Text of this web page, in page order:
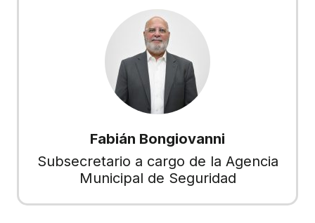
Fabián Bongiovanni
Subsecretario a cargo de la Agencia
Municipal de Seguridad